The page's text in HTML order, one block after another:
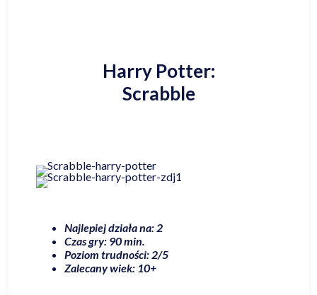
Harry Potter:
Scrabble
Najlepiej działa na: 2
Czas gry: 90 min.
Poziom trudności: 2/5
Zalecany wiek: 10+